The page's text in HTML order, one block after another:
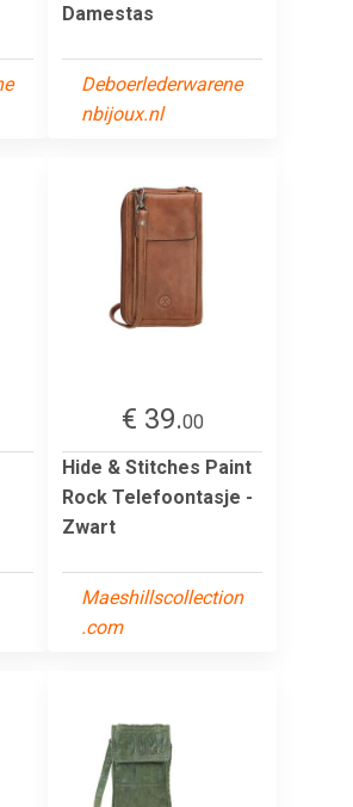
Damestas
Deboerlederwarene
nbijoux.nl
€ 39.00
Hide & Stitches Paint
Rock Telefoontasje -
Zwart
Maeshillscollection
.com